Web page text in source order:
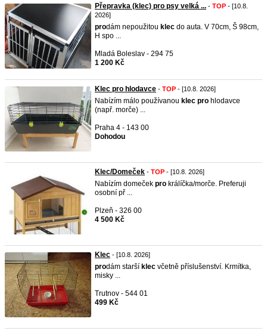
Přepravka (klec) pro psy velká ... - TOP - [10.8.
2026]
prodám nepoužitou klec do auta. V 70cm, Š 98cm,
H spo ...
Mladá Boleslav - 294 75
1 200 Kč
Klec pro hlodavce - TOP - [10.8. 2026]
Nabízím málo používanou klec pro hlodavce
(např. morče) ...
Praha 4 - 143 00
Dohodou
Klec/Domeček - TOP - [10.8. 2026]
Nabízím domeček pro králíčka/morče. Preferuji
osobní př ...
Plzeň - 326 00
4 500 Kč
Klec - [10.8. 2026]
prodám starší klec včetně příslušenství. Krmítka,
misky ...
Trutnov - 544 01
499 Kč